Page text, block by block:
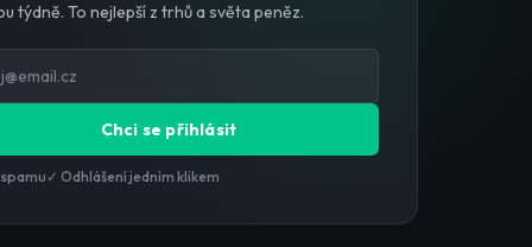
týdně. To nejlepší z trhů a světa peněz.
Chci se přihlásit
✓ Odhlášení jedním klikem